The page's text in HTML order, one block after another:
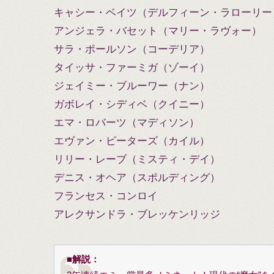
キャシー・ベイツ（デルフィーン・ラローリ
アンジェラ・バセット（マリー・ラヴォー）
サラ・ポールソン（コーデリア）
タイッサ・ファーミガ（ゾーイ）
ジェイミー・ブルーワー（ナン）
ガボレイ・シディベ（クイニー）
エマ・ロバーツ（マディソン）
エヴァン・ピーターズ（カイル）
リリー・レーブ（ミスティ・デイ）
デニス・オヘア（スポルディング）
フランセス・コンロイ
アレクサンドラ・ブレッケンリッジ
■解説：